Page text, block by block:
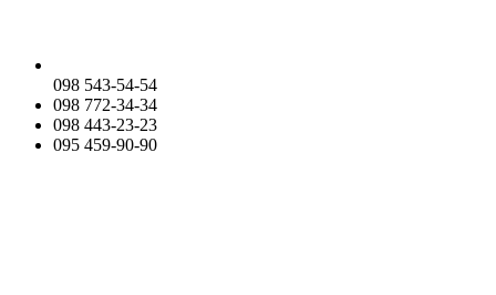
098 543-54-54
098 772-34-34
098 443-23-23
095 459-90-90